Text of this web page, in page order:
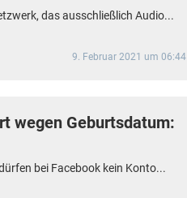
das ausschließlich Audio...
9. Februar 2021 um 06:44
wegen Geburtsdatum:
bei Facebook kein Konto...